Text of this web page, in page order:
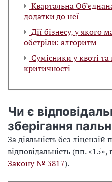
Квартальна
додатки до неї
Дії бізнесу, у якого
обстріли: алгоритм
Сумісники у квоті
критичності
Чи є
зберігання
За діяльність без ліцензій
відповідальність (пп.
Закону № 3817).